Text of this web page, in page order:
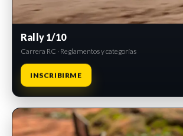
Rally 1/10
Carrera RC · Reglamentos y categorías
INSCRIBIRME
INSCRIPCIONES ABIERTAS